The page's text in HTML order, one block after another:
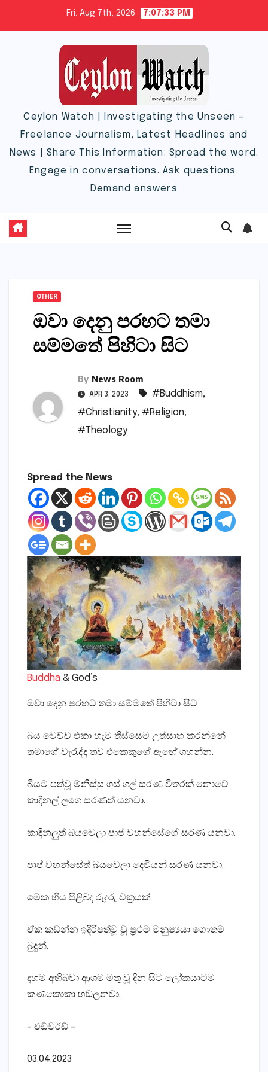
Fri. Aug 7th, 2026 7:07:33 PM
Ceylon Watch | Investigating the Unseen –
Freelance Journalism, Latest Headlines and
News | Share This Information: Spread the word.
Engage in conversations. Ask questions.
Demand answers
OTHER
ඔවා දෙනු පරහට තමා
සම්මතේ පිහිටා සිට
By News Room
APR 3, 2023 #Buddhism,
#Christianity, #Religion,
#Theology
Spread the News
Buddha & God’s
ඔවා දෙනු පරහට තමා සම්මතේ පිහිටා සිට
බය වෙච්ච එකා හැම තිස්සෙම උත්සාහ කරන්නේ
තමාගේ වැරැද්ද තව එකෙකුගේ ඇඟේ ගහන්න.
බියට පත්වූ ම්නිස්සු ගස් ගල් සරණ විතරක් නොවේ
කාදිනල් ලගෙ සරණත් යනවා.
කාදිනලුත් බයවෙලා පාප් වහන්සේගේ සරණ යනවා.
පාප් වහන්සේත් බයවෙලා දෙවියන් සරණ යනවා.
මේක භිය පිළිබඳ රුදුරු චක්‍රයක්.
ඒක කඩන්න ඉදිරිපත්වූ වූ ප්‍රථම මනුෂ්‍යයා ගෞතම
බුදුන්.
දහම අභිබවා ආගම මතු වූ දින සිට ලෝකයාටම
කණකොකා හඬලනවා.
– එඩ්වර්ඩ් –
03.04.2023